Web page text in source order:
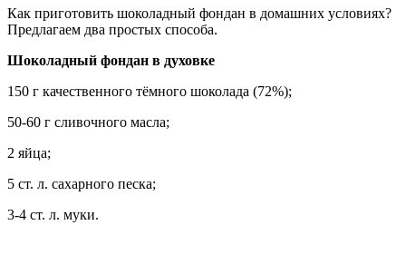
Как приготовить шоколадный фондан в домашних условиях?
Предлагаем два простых способа.
Шоколадный фондан в духовке
150 г качественного тёмного шоколада (72%);
50-60 г сливочного масла;
2 яйца;
5 ст. л. сахарного песка;
3-4 ст. л. муки.